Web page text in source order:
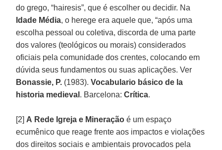
do grego, “hairesis”, que é escolher ou decidir. Na
Idade Média, o herege era aquele que, “após uma
escolha pessoal ou coletiva, discorda de uma parte
dos valores (teológicos ou morais) considerados
oficiais pela comunidade dos crentes, colocando em
dúvida seus fundamentos ou suas aplicações. Ver
Bonassie, P. (1983).Vocabulario básico de la
historia medieval . Barcelona:Crítica.
[2] A Rede Igreja e Mineração é um espaço
ecumênico que reage frente aos impactos e violações
dos direitos sociais e ambientais provocados pela